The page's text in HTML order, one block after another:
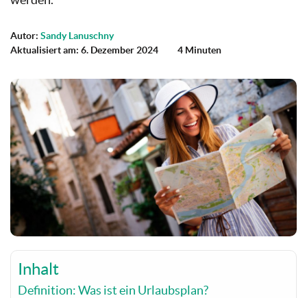
Autor: Sandy Lanuschny
Aktualisiert am: 6. Dezember 2024
4 Minuten
Inhalt
Definition: Was ist ein Urlaubsplan?